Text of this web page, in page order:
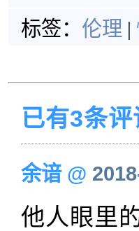
标签： 伦理 |
已有3条评
余谙@
他人眼里